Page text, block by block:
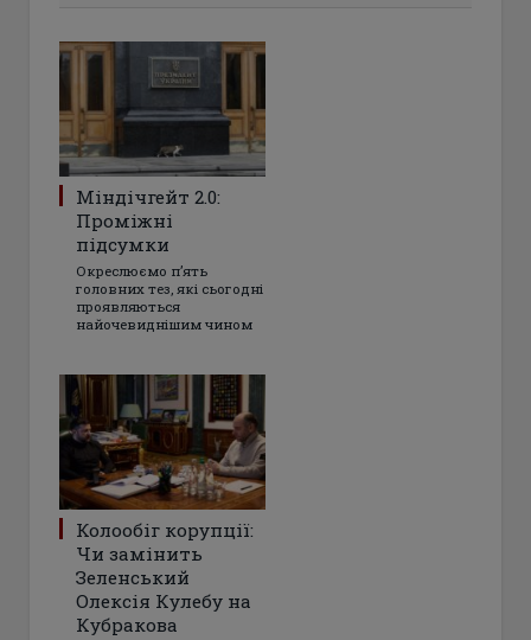
Міндічгейт 2.0:
Проміжні
підсумки
Окреслюємо пʼять
головних тез, які сьогодні
проявляються
найочевиднішим чином
Колообіг корупції:
Чи замінить
Зеленський
Олексія Кулебу на
Кубракова